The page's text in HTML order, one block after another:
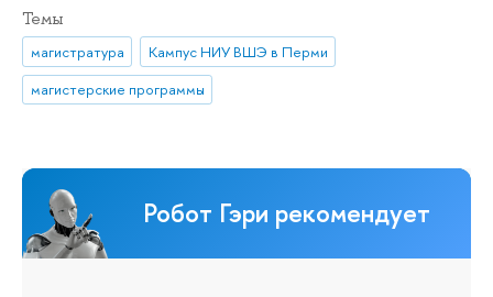
Темы
магистратура
Кампус НИУ ВШЭ в Перми
магистерские программы
Робот Гэри рекомендует